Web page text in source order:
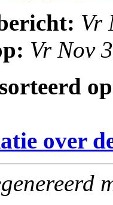
Vr
Vr Nov
over